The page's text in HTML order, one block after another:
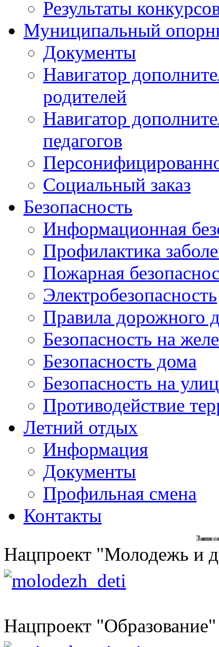
Результаты
Муниципальный
Документы
Навигатор
родителей
Навигатор
педагогов
Социальный заказ
Безопасность
Информационная
Профилактика
Пожарная
Электробезопасность
Правила дорожного
Безопасность на
Безопасность дома
Безопасность на
Противодействие
Летний отдых
Информация
Документы
Профильная смена
Контакты
Записаться
Нацпроект "Молодежь и
Нацпроект "Образование"